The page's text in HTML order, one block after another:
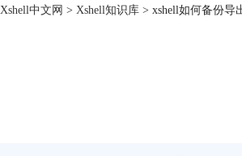
Xshell中文网 > Xshell知识库 > xshell如何备份导